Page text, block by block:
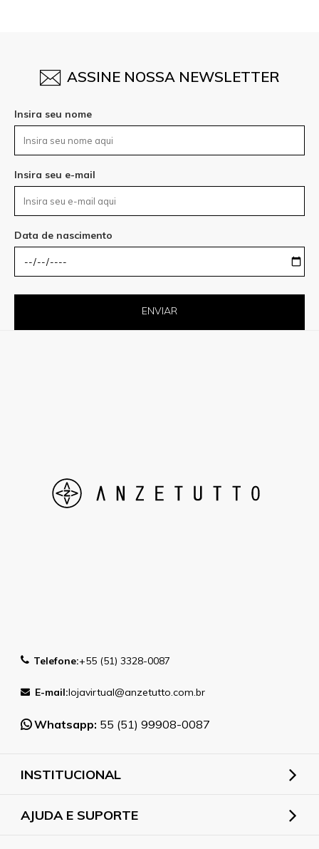
ASSINE NOSSA NEWSLETTER
Insira seu nome
Insira seu e-mail
Data de nascimento
ENVIAR
Telefone:+55 (51) 3328-0087
E-mail:lojavirtual@anzetutto.com.br
Whatsapp: 55 (51) 99908-0087
INSTITUCIONAL
AJUDA E SUPORTE